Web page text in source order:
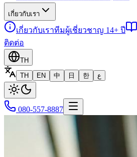
เกี่ยวกับเรา
เกี่ยวกับเราทีมผู้เชี่ยวชาญ 14+ ปี
ติดต่อ
TH
TH
EN 中 日 한 ع
080-557-8887